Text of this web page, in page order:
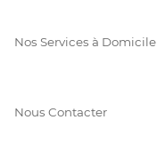
Nos Services à Domicile
Nous Contacter